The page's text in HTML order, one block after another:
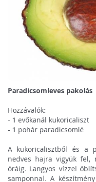
Paradicsomleves pakolás
Hozzávalók:
- 1 evőkanál kukoricaliszt
- 1 pohár paradicsomlé
A kukoricalisztből és a
nedves hajra vigyük
óráig. Langyos vízzel
samponnal. A